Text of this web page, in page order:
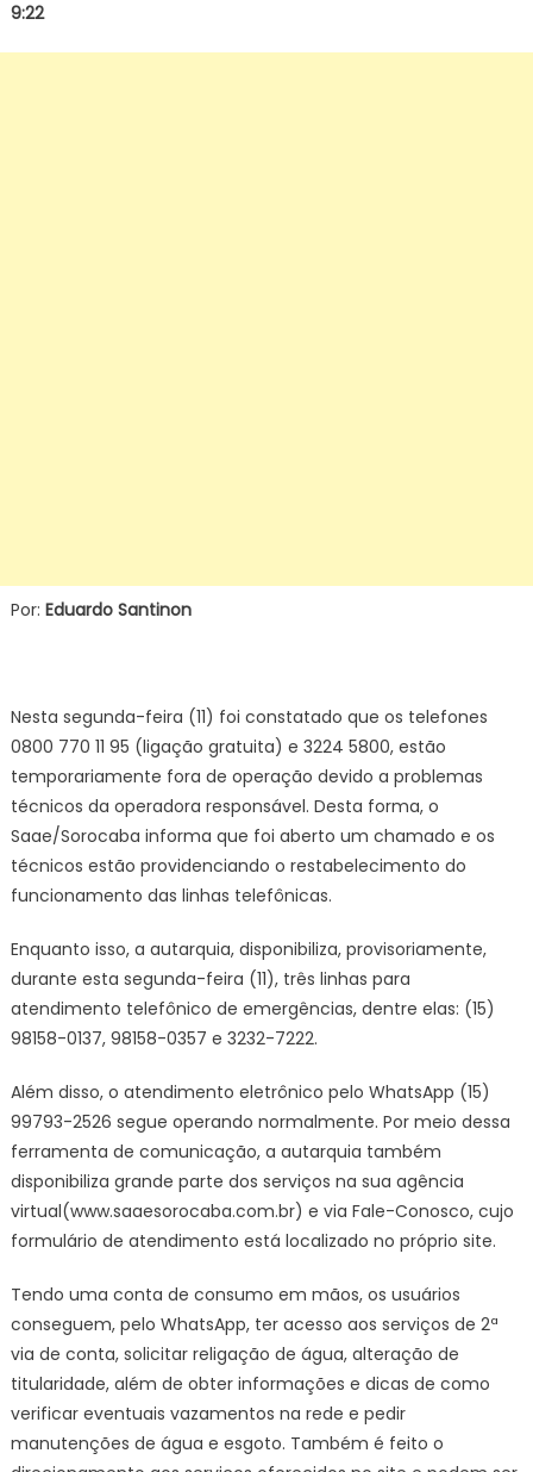
9:22
Por: Eduardo Santinon
Nesta segunda-feira (11) foi constatado que os telefones
0800 770 11 95 (ligação gratuita) e 3224 5800, estão
temporariamente fora de operação devido a problemas
técnicos da operadora responsável. Desta forma, o
Saae/Sorocaba informa que foi aberto um chamado e os
técnicos estão providenciando o restabelecimento do
funcionamento das linhas telefônicas.
Enquanto isso, a autarquia, disponibiliza, provisoriamente,
durante esta segunda-feira (11), três linhas para
atendimento telefônico de emergências, dentre elas: (15)
98158-0137, 98158-0357 e 3232-7222.
Além disso, o atendimento eletrônico pelo WhatsApp (15)
99793-2526 segue operando normalmente. Por meio dessa
ferramenta de comunicação, a autarquia também
disponibiliza grande parte dos serviços na sua agência
virtual(www.saaesorocaba.com.br) e via Fale-Conosco, cujo
formulário de atendimento está localizado no próprio site.
Tendo uma conta de consumo em mãos, os usuários
conseguem, pelo WhatsApp, ter acesso aos serviços de 2ª
via de conta, solicitar religação de água, alteração de
titularidade, além de obter informações e dicas de como
verificar eventuais vazamentos na rede e pedir
manutenções de água e esgoto. Também é feito o